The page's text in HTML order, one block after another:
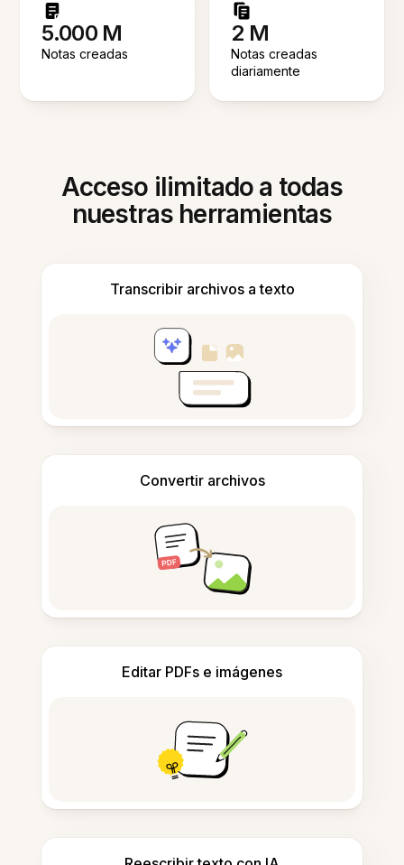
5.000 M
Notas creadas
2 M
Notas creadas
diariamente
Acceso ilimitado a todas
nuestras herramientas
Transcribir archivos a texto
Convertir archivos
Editar PDFs e imágenes